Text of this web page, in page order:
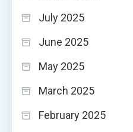
July 2025
June 2025
May 2025
March 2025
February 2025